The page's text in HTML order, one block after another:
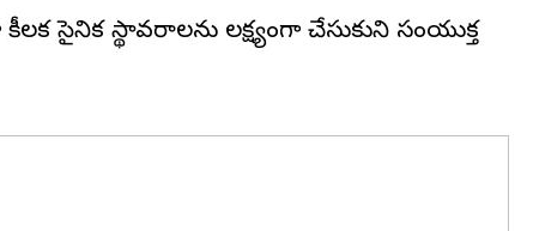
సైనిక స్థావరాలను లక్ష్యంగా చేసుకుని సంయుక్త